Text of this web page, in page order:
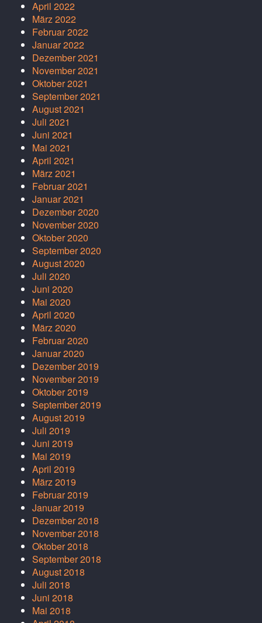
April 2022
März 2022
Februar 2022
Januar 2022
Dezember 2021
November 2021
Oktober 2021
September 2021
August 2021
Juli 2021
Juni 2021
Mai 2021
April 2021
März 2021
Februar 2021
Januar 2021
Dezember 2020
November 2020
Oktober 2020
September 2020
August 2020
Juli 2020
Juni 2020
Mai 2020
April 2020
März 2020
Februar 2020
Januar 2020
Dezember 2019
November 2019
Oktober 2019
September 2019
August 2019
Juli 2019
Juni 2019
Mai 2019
April 2019
März 2019
Februar 2019
Januar 2019
Dezember 2018
November 2018
Oktober 2018
September 2018
August 2018
Juli 2018
Juni 2018
Mai 2018